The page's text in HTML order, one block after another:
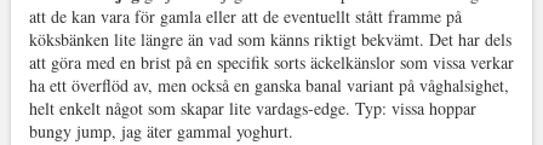
att de kan vara för gamla eller att de eventuellt stått framme på
köksbänken lite längre än vad som känns riktigt bekvämt. Det har dels
att göra med en brist på en specifik sorts äckelkänslor som vissa verkar
ha ett överflöd av, men också en ganska banal variant på våghalsighet,
helt enkelt något som skapar lite vardags-edge. Typ: vissa hoppar
bungy jump, jag äter gammal yoghurt.